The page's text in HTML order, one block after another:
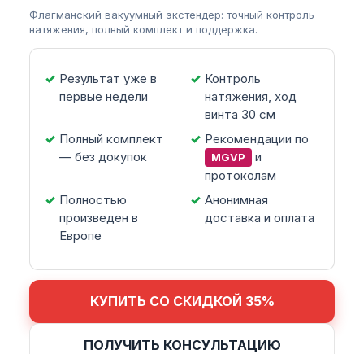
Флагманский вакуумный экстендер: точный контроль
натяжения, полный комплект и поддержка.
Результат уже в
первые недели
Контроль
натяжения, ход
винта 30 см
Полный комплект
— без докупок
Рекомендации по
MGVP
и
протоколам
Полностью
произведен в
Европе
Анонимная
доставка и оплата
КУПИТЬ СО СКИДКОЙ 35%
ПОЛУЧИТЬ КОНСУЛЬТАЦИЮ